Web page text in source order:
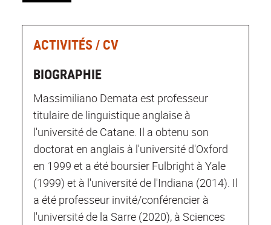
ACTIVITÉS / CV
BIOGRAPHIE
Massimiliano Demata est professeur
titulaire de linguistique anglaise à
l'université de Catane. Il a obtenu son
doctorat en anglais à l'université d'Oxford
en 1999 et a été boursier Fulbright à Yale
(1999) et à l'université de l'Indiana (2014). Il
a été professeur invité/conférencier à
l'université de la Sarre (2020), à Sciences